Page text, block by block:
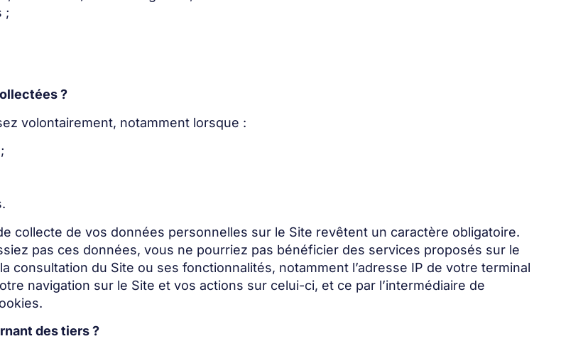
;
?
volontairement, notamment lorsque :
collecte de vos données personnelles sur le Site revêtent un caractère obligatoire.
pas ces données, vous ne pourriez pas bénéficier des services proposés sur le
consultation du Site ou ses fonctionnalités, notamment l’adresse IP de votre terminal
navigation sur le Site et vos actions sur celui-ci, et ce par l’intermédiaire de
des tiers ?